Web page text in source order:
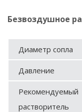
Безвоздушное
Диаметр сопла
Давление
Рекомендуемый
растворитель